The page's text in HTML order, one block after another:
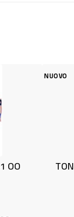
TONNO O.O.